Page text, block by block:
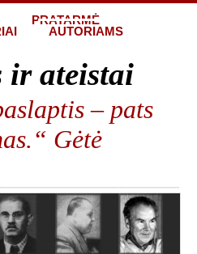
PRATARMĖ
AUTORIAMS
ir ateistai
– pats
Gėtė